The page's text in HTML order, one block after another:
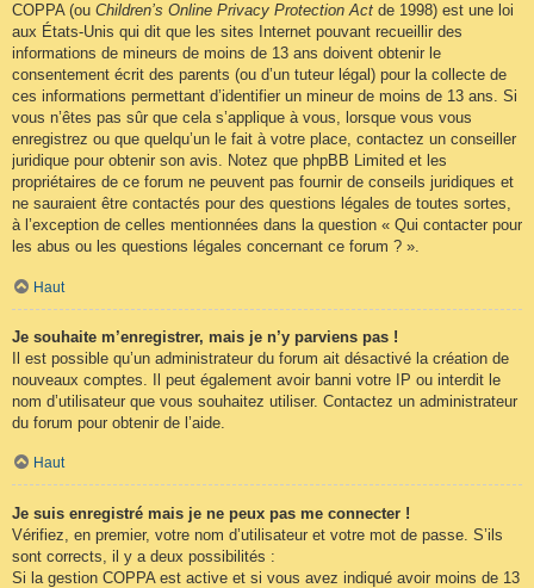
COPPA (ou Children’s Online Privacy Protection Act de 1998) est une loi
aux États-Unis qui dit que les sites Internet pouvant recueillir des
informations de mineurs de moins de 13 ans doivent obtenir le
consentement écrit des parents (ou d’un tuteur légal) pour la collecte de
ces informations permettant d’identifier un mineur de moins de 13 ans. Si
vous n’êtes pas sûr que cela s’applique à vous, lorsque vous vous
enregistrez ou que quelqu’un le fait à votre place, contactez un conseiller
juridique pour obtenir son avis. Notez que phpBB Limited et les
propriétaires de ce forum ne peuvent pas fournir de conseils juridiques et
ne sauraient être contactés pour des questions légales de toutes sortes,
à l’exception de celles mentionnées dans la question « Qui contacter pour
les abus ou les questions légales concernant ce forum ? ».
Haut
Je souhaite m’enregistrer, mais je n’y parviens pas !
Il est possible qu’un administrateur du forum ait désactivé la création de
nouveaux comptes. Il peut également avoir banni votre IP ou interdit le
nom d’utilisateur que vous souhaitez utiliser. Contactez un administrateur
du forum pour obtenir de l’aide.
Haut
Je suis enregistré mais je ne peux pas me connecter !
Vérifiez, en premier, votre nom d’utilisateur et votre mot de passe. S’ils
sont corrects, il y a deux possibilités :
Si la gestion COPPA est active et si vous avez indiqué avoir moins de 13